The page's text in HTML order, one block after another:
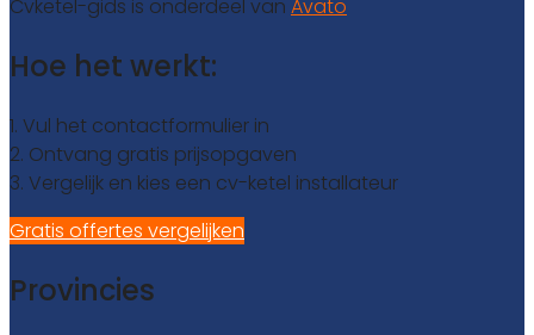
Cvketel-gids is onderdeel van Avato
Hoe het werkt:
1. Vul het contactformulier in
2. Ontvang gratis prijsopgaven
3. Vergelijk en kies een cv-ketel installateur
Gratis offertes vergelijken
Provincies